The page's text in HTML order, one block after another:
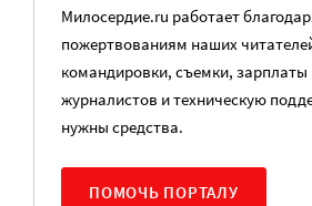
Милосердие.ru работает
пожертвованиям наших
командировки, съемки, зарплаты
журналистов и техническую
нужны средства.
ПОМОЧЬ ПОРТАЛУ